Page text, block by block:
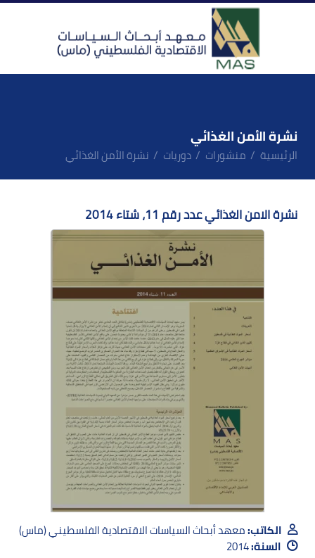
نشرة الأمن الغذائي
الرئيسية منشورات دوريات نشرة الأمن الغذائي
نشرة الامن الغذائي عدد رقم 11، شتاء 2014
الكاتب:معهد أبحاث السياسات الاقتصادية الفلسطيني (ماس)
السنة:2014